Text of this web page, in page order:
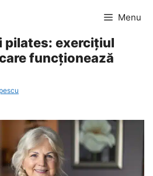
Menu
pilates: exercițiul
funcționează